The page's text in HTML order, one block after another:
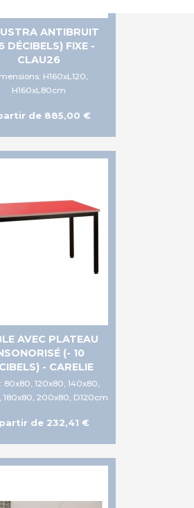
ANTIBRUIT
DÉCIBELS) FIXE -
CLAU26
H160xL120,
H160xL80cm
de 885,00 €
AVEC PLATEAU
(- 10
- CARELIE
80x80, 120x80, 140x80,
180x80, 200x80, D120cm
de 232,41 €